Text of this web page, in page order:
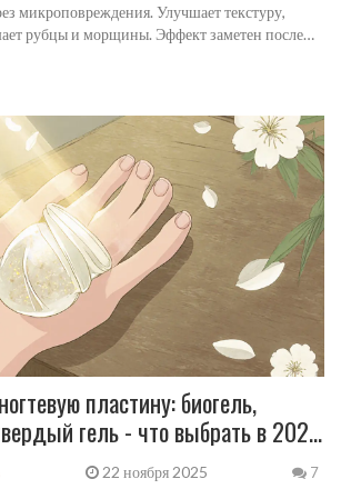
микроповреждения. Улучшает текстуру,
рубцы и морщины. Эффект заметен после
пластину: биогель,
гель - что выбрать в 2025
22 ноября 2025 7